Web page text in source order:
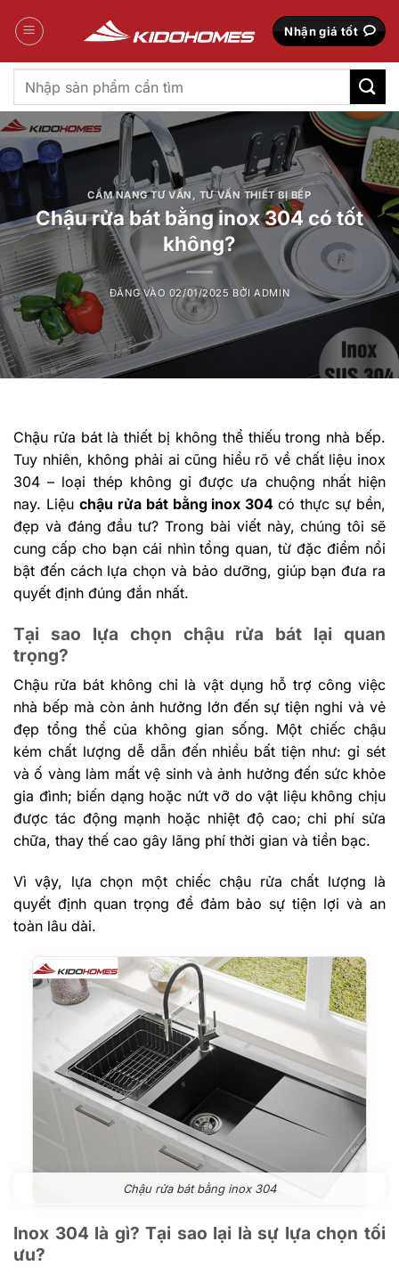
qua
Nhận giá tốt
Tìm
kiếm:
CẨM NANG TƯ VẤN TƯ VẤN THIẾT BỊ BẾP
Chậu rửa bát bằng inox 304 có tốt
không?
ĐĂNG VÀO 02/01/2025 BỞIADMIN
Chậu rửa bát là thiết bị không thể thiếu trong nhà bếp.
Tuy nhiên, không phải ai cũng hiểu rõ về chất liệu inox
304 – loại thép không gỉ được ưa chuộng nhất hiện
nay. Liệu chậu rửa bát bằng inox 304có thực sự bền,
đẹp và đáng đầu tư? Trong bài viết này, chúng tôi sẽ
cung cấp cho bạn cái nhìn tổng quan, từ đặc điểm nổi
bật đến cách lựa chọn và bảo dưỡng, giúp bạn đưa ra
quyết định đúng đắn nhất.
Tại sao lựa chọn chậu rửa bát lại quan
trọng?
Chậu rửa bát không chỉ là vật dụng hỗ trợ công việc
nhà bếp mà còn ảnh hưởng lớn đến sự tiện nghi và vẻ
đẹp tổng thể của không gian sống. Một chiếc chậu
kém chất lượng dễ dẫn đến nhiều bất tiện như: gỉ sét
và ố vàng làm mất vệ sinh và ảnh hưởng đến sức khỏe
gia đình; biến dạng hoặc nứt vỡ do vật liệu không chịu
được tác động mạnh hoặc nhiệt độ cao; chi phí sửa
chữa, thay thế cao gây lãng phí thời gian và tiền bạc.
Vì vậy, lựa chọn một chiếc chậu rửa chất lượng là
quyết định quan trọng để đảm bảo sự tiện lợi và an
toàn lâu dài.
Chậu rửa bát bằng inox 304
Inox 304 là gì? Tại sao lại là sự lựa chọn tối
ưu?